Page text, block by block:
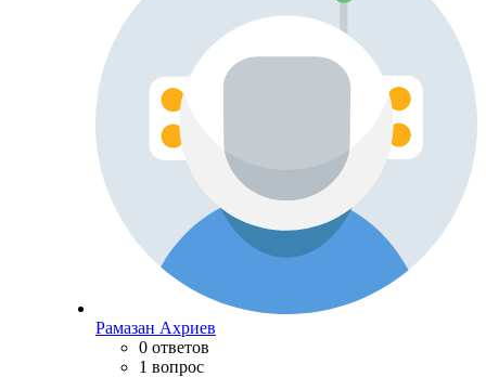
Рамазан Ахриев
0 ответов
1 вопрос